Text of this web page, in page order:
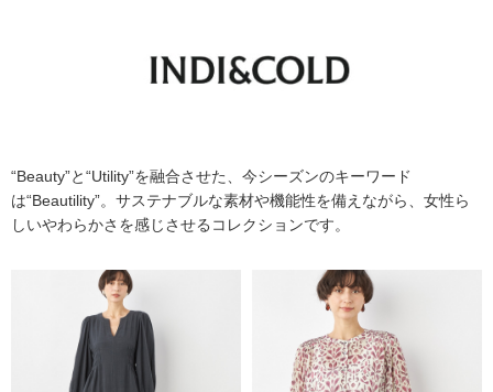
“Beauty”と“Utility”を融合させた、今シーズンのキーワード
は“Beautility”。サステナブルな素材や機能性を備えながら、女性ら
しいやわらかさを感じさせるコレクションです。